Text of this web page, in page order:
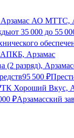
АО МТТС,
от 35 000 до 55
АПКБ, Арзамас
(2 разряд), Арзамас
95 500 ₽
ТК Хороший Вкус,
₽Арзамасский